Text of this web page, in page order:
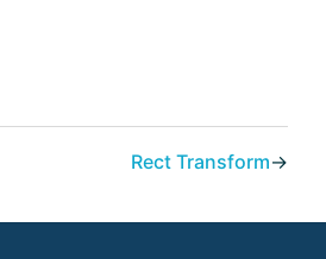
Rect Transform→